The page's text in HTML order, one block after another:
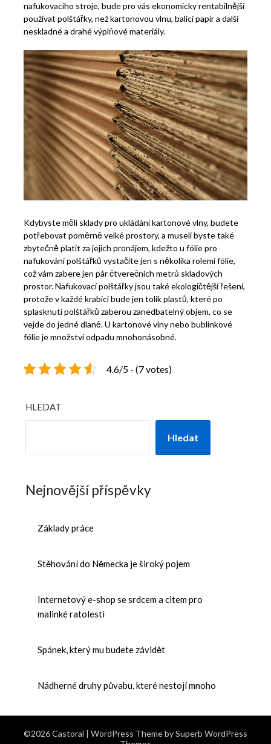
nafukovacího stroje, bude pro vás ekonomicky rentabilnější
používat polštářky, než kartonovou vlnu, balicí papír a další
neskladné a drahé výplňové materiály.
Kdybyste měli sklady pro ukládání kartonové vlny, budete
potřebovat poměrně velké prostory, a museli byste také
zbytečně platit za jejich pronájem, kdežto u fólie pro
nafukování polštářků vystačíte jen s několika rolemi fólie,
což vám zabere jen pár čtverečních metrů skladových
prostor.Nafukovací polštářky jsou také ekologičtější řešení,
protože v každé krabici bude jen tolik plastů, které po
splasknutí polštářků zaberou zanedbatelný objem, co se
vejde do jedné dlaně. U kartonové vlny nebo bublinkové
fólie je množství odpadu mnohonásobné.
4.6/5 - (7 votes)
HLEDAT
Hledat
Nejnovější příspěvky
Základy práce
Stěhování do Německa je široký pojem
Internetový e-shop se srdcem a citem pro
malinké ratolesti
Spánek, který mu budete závidět
Nádherné druhy půvabu, které nestojí mnoho
©2026 Castoral | WordPress Theme bySuperb WordPress